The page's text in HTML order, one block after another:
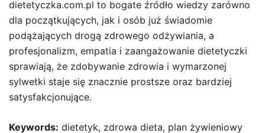
dietetyczka.com.pl to bogate źródło wiedzy zarówno
dla początkujących, jak i osób już świadomie
podążających drogą zdrowego odżywiania, a
profesjonalizm, empatia i zaangażowanie dietetyczki
sprawiają, że zdobywanie zdrowia i wymarzonej
sylwetki staje się znacznie prostsze oraz bardziej
satysfakcjonujące.
Keywords: dietetyk, zdrowa dieta, plan żywieniowy